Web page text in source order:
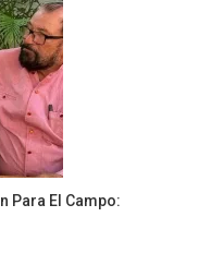
Para El Campo: